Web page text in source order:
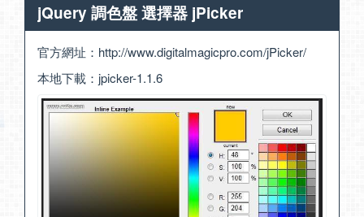
jQuery 調色盤 選擇器 jPicker
官方網址： http://www.digitalmagicpro.com/jPicker/
本地下載： jpicker-1.1.6